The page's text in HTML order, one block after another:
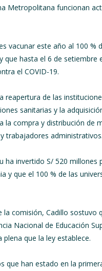
Metropolitana funcionan
vacunar este año al 100 %
hasta el 6 de setiembre
el COVID-19.
reapertura de las
sanitarias y la
la compra y distribución de
trabajadores administrativos.
ha invertido S/ 520 millones
y que el 100 % de las
comisión, Cadillo sostuvo
Nacional de Educación
que la ley establece.
que han estado en la